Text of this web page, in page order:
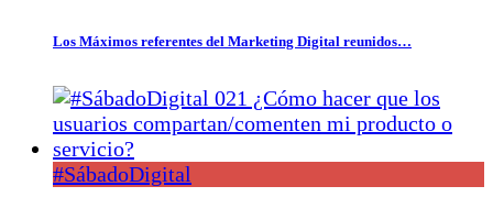
Los Máximos referentes del Marketing Digital reunidos…
#SábadoDigital